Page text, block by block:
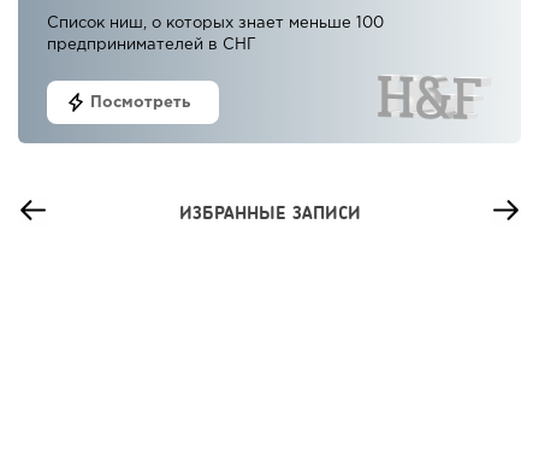
Список ниш, о которых знает меньше 100
предпринимателей в СНГ
Посмотреть
ИЗБРАННЫЕ ЗАПИСИ